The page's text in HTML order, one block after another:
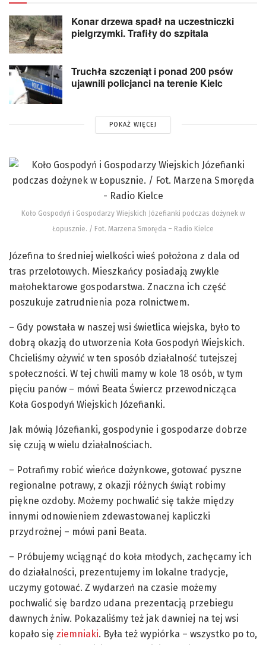
Konar drzewa spadł na uczestniczki
pielgrzymki. Trafiły do szpitala
Truchła szczeniąt i ponad 200 psów
ujawnili policjanci na terenie Kielc
POKAŻ WIĘCEJ
Koło Gospodyń i Gospodarzy Wiejskich Józefianki podczas dożynek w
Łopusznie. / Fot. Marzena Smoręda – Radio Kielce
Józefina to średniej wielkości wieś położona z dala od
tras przelotowych. Mieszkańcy posiadają zwykle
małohektarowe gospodarstwa. Znaczna ich część
poszukuje zatrudnienia poza rolnictwem.
– Gdy powstała w naszej wsi świetlica wiejska, było to
dobrą okazją do utworzenia Koła Gospodyń Wiejskich.
Chcieliśmy ożywić w ten sposób działalność tutejszej
społeczności. W tej chwili mamy w kole 18 osób, w tym
pięciu panów – mówi Beata Świercz przewodnicząca
Koła Gospodyń Wiejskich Józefianki.
Jak mówią Józefianki, gospodynie i gospodarze dobrze
się czują w wielu działalnościach.
– Potrafimy robić wieńce dożynkowe, gotować pyszne
regionalne potrawy, z okazji różnych świąt robimy
piękne ozdoby. Możemy pochwalić się także między
innymi odnowieniem zdewastowanej kapliczki
przydrożnej – mówi pani Beata.
– Próbujemy wciągnąć do koła młodych, zachęcamy ich
do działalności, prezentujemy im lokalne tradycje,
uczymy gotować. Z wydarzeń na czasie możemy
pochwalić się bardzo udana prezentacją przebiegu
dawnych żniw. Pokazaliśmy też jak dawniej na tej wsi
kopało się ziemniaki. Była też wypiórka – wszystko po to,